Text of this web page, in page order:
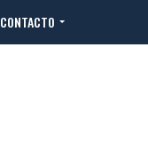
CONTACTO